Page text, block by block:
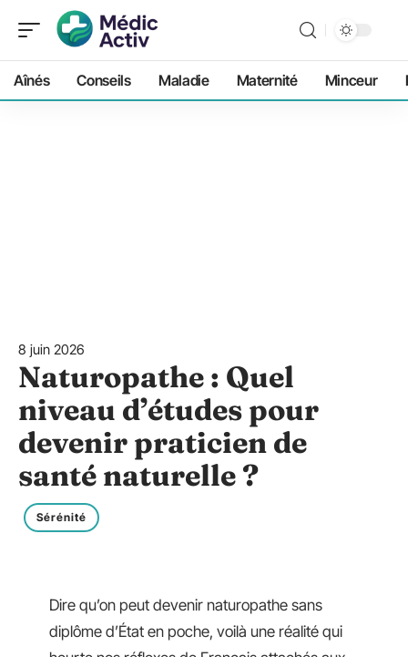
Aînés Conseils Maladie Maternité Minceur
8 juin 2026
Naturopathe : Quel
niveau d’études pour
devenir praticien de
santé naturelle ?
Sérénité
Dire qu’on peut devenir naturopathe sans
diplôme d’État en poche, voilà une réalité qui